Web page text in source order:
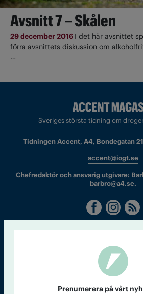
Avsnitt 7 – Skålen
29 december 2016 I det här avsnittet
förra avsnittets diskussion om
…
Sveriges största tidning om
Tidningen Accent, A4, Bondegatan
accent@iogt.se
Chefredaktör och ansvarig utgivare:
barbro@a4.se.
nummer av
Prenumerera på vårt